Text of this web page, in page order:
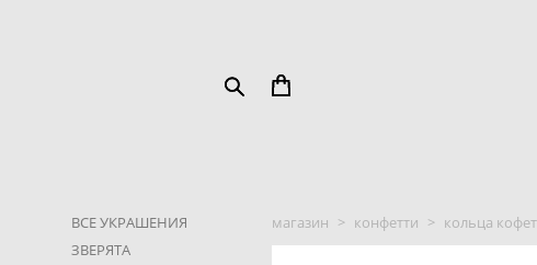
ВСЕ УКРАШЕНИЯ
ЗВЕРЯТА
магазин > конфетти > кольца